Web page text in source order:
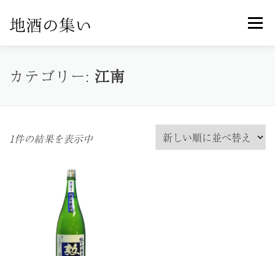
メニ
ホーム オンラインショップ
カテゴリー: 江南
1件の結果を表示中